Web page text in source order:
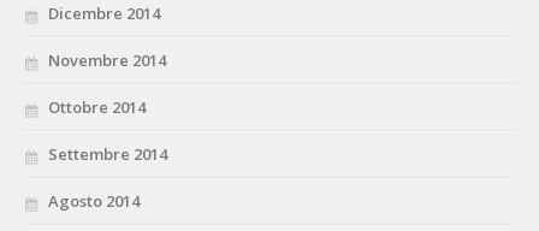
Dicembre 2014
Novembre 2014
Ottobre 2014
Settembre 2014
Agosto 2014